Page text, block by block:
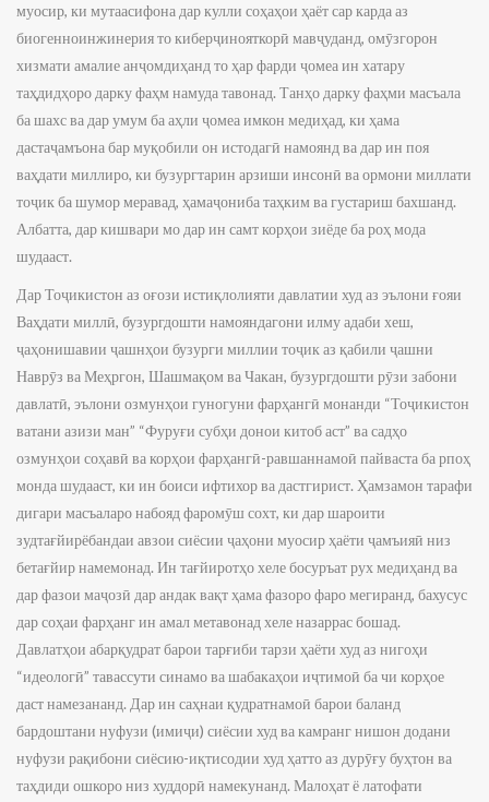
муосир, ки мутаасифона дар кулли соҳаҳои ҳаёт сар карда аз
биогенноинжинерия то киберҷинояткорӣ мавҷуданд, омӯзгорон
хизмати амалие анҷомдиҳанд то ҳар фарди ҷомеа ин хатару
таҳдидҳоро дарку фаҳм намуда тавонад. Танҳо дарку фаҳми масъала
ба шахс ва дар умум ба аҳли ҷомеа имкон медиҳад, ки ҳама
дастаҷамъона бар муқобили он истодагӣ намоянд ва дар ин поя
ваҳдати миллиро, ки бузургтарин арзиши инсонӣ ва ормони миллати
тоҷик ба шумор меравад, ҳамаҷониба таҳким ва густариш бахшанд.
Албатта, дар кишвари мо дар ин самт корҳои зиёде ба роҳ мода
шудааст.
Дар Тоҷикистон аз оғози истиқлолияти давлатии худ аз эълони ғояи
Ваҳдати миллӣ, бузургдошти намояндагони илму адаби хеш,
ҷаҳонишавии ҷашнҳои бузурги миллии тоҷик аз қабили ҷашни
Наврӯз ва Меҳргон, Шашмақом ва Чакан, бузургдошти рӯзи забони
давлатӣ, эълони озмунҳои гуногуни фарҳангӣ монанди “Тоҷикистон
ватани азизи ман” “Фуруғи субҳи донои китоб аст” ва садҳо
озмунҳои соҳавӣ ва корҳои фарҳангӣ-равшаннамоӣ пайваста ба рпоҳ
монда шудааст, ки ин боиси ифтихор ва дастгирист. Ҳамзамон тарафи
дигари масъаларо набояд фаромӯш сохт, ки дар шароити
зудтағйирёбандаи авзои сиёсии ҷаҳони муосир ҳаёти ҷамъияӣ низ
бетағйир намемонад. Ин тағйиротҳо хеле босуръат рух медиҳанд ва
дар фазои маҷозӣ дар андак вақт ҳама фазоро фаро мегиранд, бахусус
дар соҳаи фарҳанг ин амал метавонад хеле назаррас бошад.
Давлатҳои абарқудрат барои тарғиби тарзи ҳаёти худ аз нигоҳи
“идеологӣ” тавассути синамо ва шабакаҳои иҷтимоӣ ба чи корҳое
даст намезананд. Дар ин саҳнаи қудратнамоӣ барои баланд
бардоштани нуфузи (имиҷи) сиёсии худ ва камранг нишон додани
нуфузи рақибони сиёсию-иқтисодии худ ҳатто аз дурӯғу буҳтон ва
таҳдиди ошкоро низ худдорӣ намекунанд. Малоҳат ё латофати